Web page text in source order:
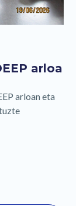
arloa
arloan eta